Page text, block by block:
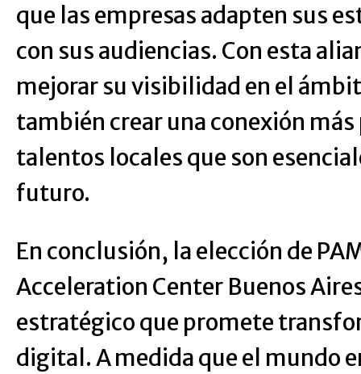
que las empresas adapten sus
con sus audiencias. Con esta
mejorar su visibilidad en el
también crear una conexión
talentos locales que son
futuro.
En conclusión, la elección de
Acceleration Center Buenos
estratégico que promete
digital. A medida que el mundo